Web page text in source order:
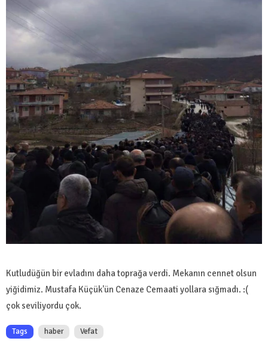
Kutludüğün bir evladını daha toprağa verdi. Mekanın cennet olsun
yiğidimiz. Mustafa Küçük'ün Cenaze Cemaati yollara sığmadı. :(
çok seviliyordu çok.
Tags haber Vefat